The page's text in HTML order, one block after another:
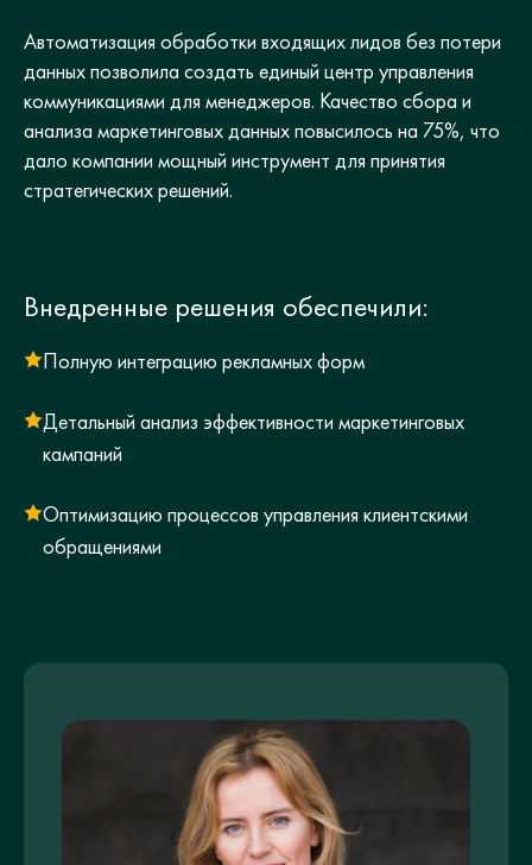
Автоматизация обработки входящих лидов без потери
данных позволила создать единый центр управления
коммуникациями для менеджеров. Качество сбора и
анализа маркетинговых данных повысилось на 75%, что
дало компании мощный инструмент для принятия
стратегических решений.
Внедренные решения обеспечили:
Полную интеграцию рекламных форм
Детальный анализ эффективности маркетинговых
кампаний
Оптимизацию процессов управления клиентскими
обращениями